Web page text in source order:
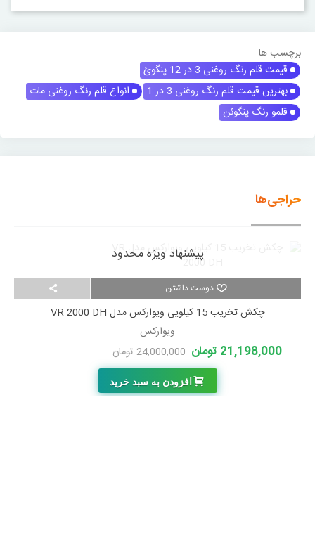
برچسب ها
قیمت قلم رنگ روغنی 3 در 12 پنگوئ
بهترین قیمت قلم رنگ روغنی 3 در 1
انواع قلم رنگ روغنی مات
قلمو رنگ پنگوئن
حراجی‌ها
دوست داشتن
پیشنهاد ویژه محدود
چکش تخریب 15 کیلویی ویوارکس مدل VR 2000 DH
ویوارکس
21,198,000 تومان 24,000,000 تومان
افزودن به سبد خرید